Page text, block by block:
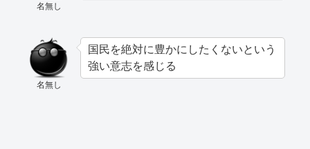
名無し
名無し
国民を絶対に豊かにしたくないという
強い意志を感じる